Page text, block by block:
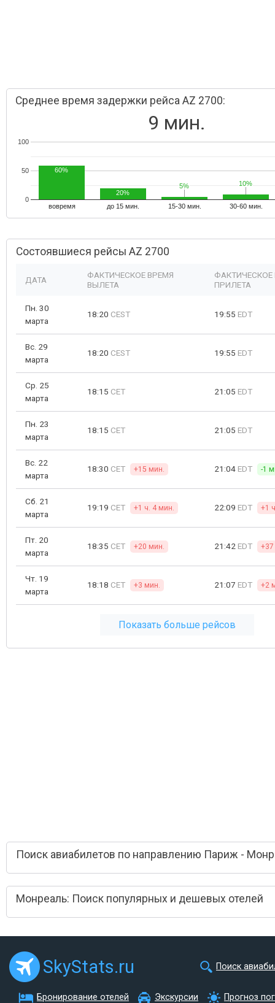
Среднее время задержки рейса AZ 2700:
9 мин.
вовремя до 15 мин. 15-30 мин. 30-60 мин.
0
50
100
60%
20%
5%
5% 10%
10%
Состоявшиеся рейсы AZ 2700
ДАТА
ФАКТИЧЕСКОЕ ВРЕМЯ
ВЫЛЕТА
ФАКТИЧЕСКОЕ
ПРИЛЕТА
Пн. 30
марта
18:20 CEST 19:55 EDT
Вс. 29
марта
18:20 CEST 19:55 EDT
Ср. 25
марта
18:15 CET 21:05 EDT
Пн. 23
марта
18:15 CET 21:05 EDT
Вс. 22
марта
18:30 CET +15 мин. 21:04 EDT -1
Сб. 21
марта
19:19 CET +1 ч. 4 мин. 22:09 EDT +1
Пт. 20
марта
18:35 CET +20 мин. 21:42 EDT
Чт. 19
марта
18:18 CET +3 мин. 21:07 EDT +2
Показать больше рейсов
Поиск авиабилетов по направлению Париж -
Монреаль: Поиск популярных и дешевых отелей
SkyStats.ru Поиск
Бронирование отелей Экскурсии Прогноз